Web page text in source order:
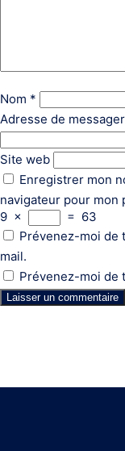
Nom *
Adresse de
Site web
Enregistrer mon
navigateur pour mon
9 × = 63
Prévenez-moi de
mail.
Prévenez-moi de